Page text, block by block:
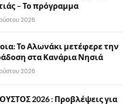
– Το πρόγραμμα
2026
Το Αλωνάκι μετέφερε την
στα Κανάρια Νησιά
2026
2026 : Προβλέψεις για